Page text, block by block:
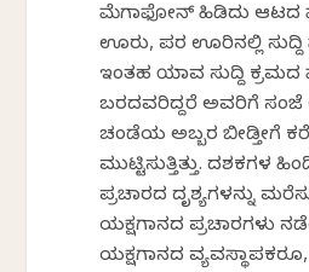
ಮೆಗಾಫೋನ್ ಹಿಡಿದು
ಊರು, ಪರ ಊರಿನಲ್ಲಿ ಸುದ್ದಿ
ಇಂತಹ ಯಾವ ಸುದ್ದಿ ಕ್ರಮದ
ಬರದವರಿದ್ದರೆ ಅವರಿಗೆ
ಚಂಡೆಯ ಅಬ್ಬರ ಬೀಡ್ತೀಗೆ
ಮುಟ್ಟಿಸುತ್ತಿತ್ತು. ದಶಕಗಳ
ಪ್ರಚಾರದ ದೃಶ್ಯಗಳನ್ನು
ಯಕ್ಷಗಾನದ ಪ್ರಚಾರಗಳು
ಯಕ್ಷಗಾನದ